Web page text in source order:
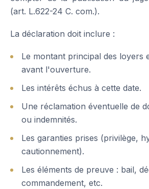
(art. L.622-24 C. com.).
La déclaration doit inclure :
Le montant principal des loyers
avant l'ouverture.
Les intérêts échus à cette date.
Une réclamation éventuelle de
ou indemnités.
Les garanties prises (privilège,
cautionnement).
Les éléments de preuve : bail,
commandement, etc.